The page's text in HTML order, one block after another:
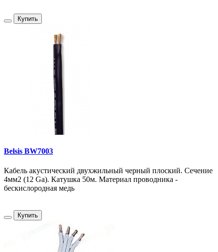
Купить
Belsis BW7003
Кабель акустический двухжильный черный плоский. Сечение
4мм2 (12 Ga). Катушка 50м. Материал проводника -
бескислородная медь
Купить